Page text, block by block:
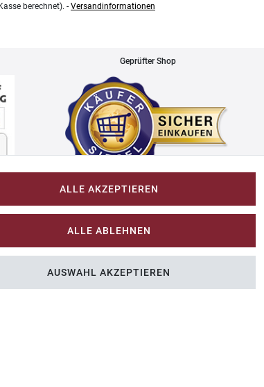
berechnet). - Versandinformationen
Geprüfter Shop
Impressum
Im-Shop-kaufen.de
ALLE AKZEPTIEREN
ALLE ABLEHNEN
AUSWAHL AKZEPTIEREN